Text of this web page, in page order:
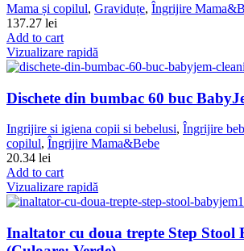
Mama și copilul, Graviduțe, Îngrijire
137.27 lei
Add to cart
Vizualizare rapidă
Dischete din bumbac 60 buc
Ingrijire si igiena copii si bebelusi, Îngrijire
copilul, Îngrijire Mama&Bebe
20.34 lei
Add to cart
Vizualizare rapidă
Inaltator cu doua trepte Step Stool